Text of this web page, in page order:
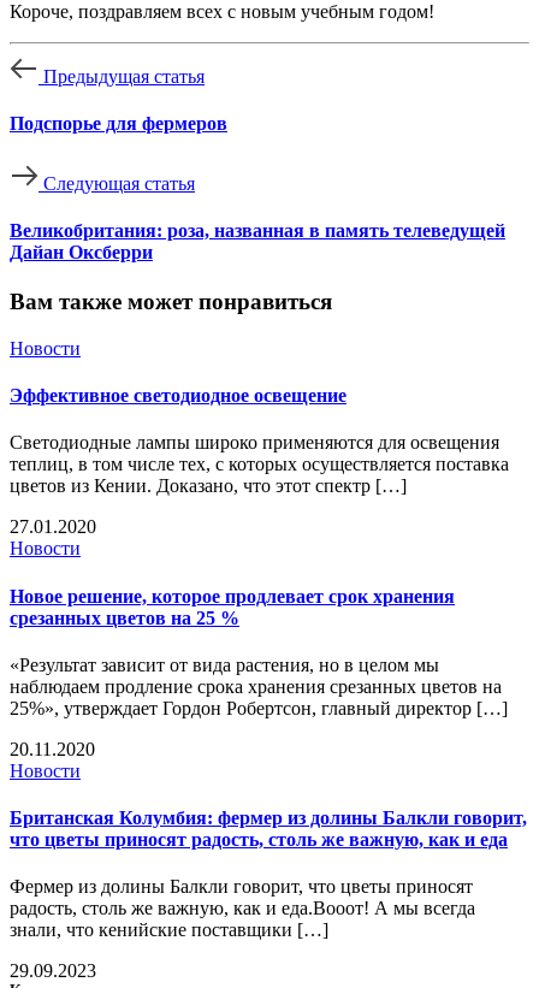
Короче, поздравляем всех с новым учебным годом!
Предыдущая статья
Подспорье для фермеров
Следующая статья
Великобритания: роза, названная в память телеведущей
Дайан Оксберри
Вам также может понравиться
Новости
Эффективное светодиодное освещение
Светодиодные лампы широко применяются для освещения
теплиц, в том числе тех, с которых осуществляется поставка
цветов из Кении. Доказано, что этот спектр […]
27.01.2020
Новости
Новое решение, которое продлевает срок хранения
срезанных цветов на 25 %
«Результат зависит от вида растения, но в целом мы
наблюдаем продление срока хранения срезанных цветов на
25%», утверждает Гордон Робертсон, главный директор […]
20.11.2020
Новости
Британская Колумбия: фермер из долины Балкли говорит,
что цветы приносят радость, столь же важную, как и еда
Фермер из долины Балкли говорит, что цветы приносят
радость, столь же важную, как и еда.Вооот! А мы всегда
знали, что кенийские поставщики […]
29.09.2023